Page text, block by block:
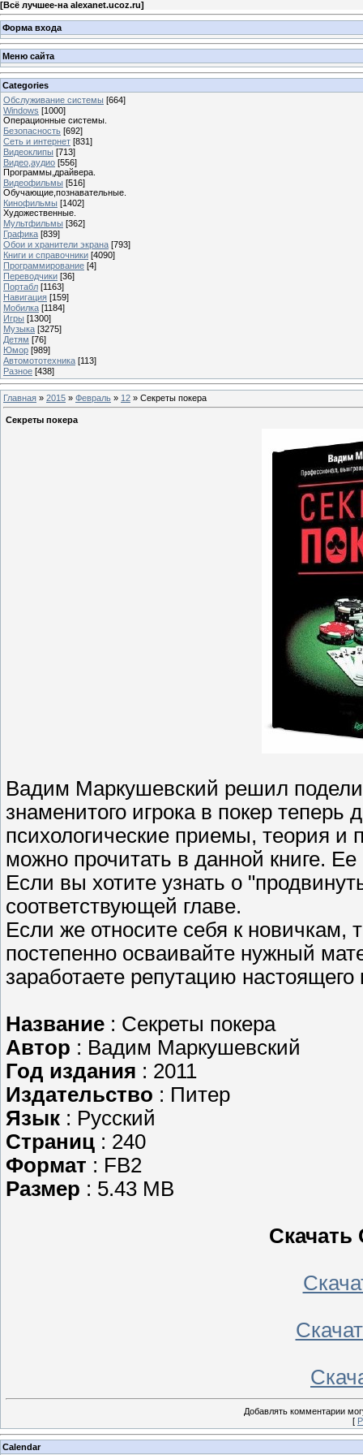
[Всё лучшее-на alexanet.ucoz.ru]
Форма входа
Меню сайта
Categories
Обслуживание системы [664]
Windows [1000]
Операционные системы.
Безопасность [692]
Сеть и интернет [831]
Видеоклипы [713]
Видео,аудио [556]
Программы,драйвера.
Видеофильмы [516]
Обучающие,познавательные.
Кинофильмы [1402]
Художественные.
Мультфильмы [362]
Графика [839]
Обои и хранители экрана [793]
Книги и справочники [4090]
Программирование [4]
Переводчики [36]
Портабл [1163]
Навигация [159]
Мобилка [1184]
Игры [1300]
Музыка [3275]
Детям [76]
Юмор [989]
Автомототехника [113]
Разное [438]
Главная » 2015 » Февраль » 12 » Секреты покера
Секреты покера
Вадим Маркушевский решил
знаменитого игрока в покер
психологические приемы, теория и
можно прочитать в данной книге.
Если вы хотите узнать о
соответствующей главе.
Если же относите себя к новичкам,
постепенно осваивайте нужный
заработаете репутацию
Название : Секреты покера
Автор : Вадим Маркушевский
Год издания : 2011
Издательство : Питер
Язык : Русский
Страниц : 240
Формат : FB2
Размер : 5.43 MB
Скачать
Добавлять комментарии
[
Calendar